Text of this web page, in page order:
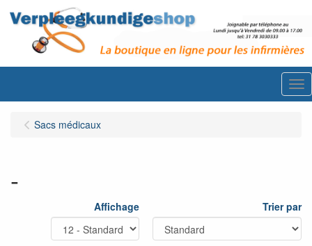
Sacs médicaux
-
Affichage Trier par